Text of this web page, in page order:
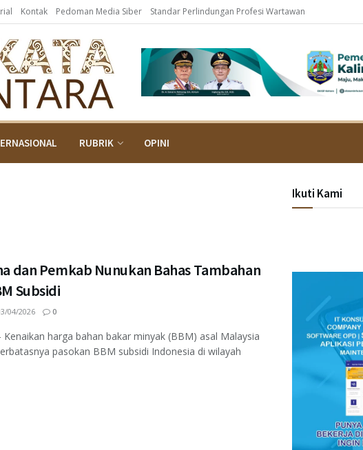
Kontak Pedoman Media Siber Standar Perlindungan Profesi Wartawan
RUBRIK OPINI
dan Pemkab Nunukan Bahas Tambahan
Subsidi
04/2026 0
Kenaikan harga bahan bakar minyak (BBM) asal Malaysia
pasokan BBM subsidi Indonesia di wilayah
Ikuti Kami